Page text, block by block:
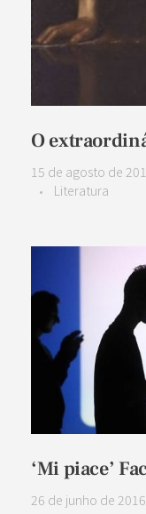
O
15 de agosto de
Literatura
‘Mi piace’
26 de junho de 2016